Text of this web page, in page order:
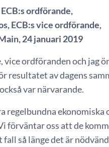
ordförande,
ECB:s vice ordförande,
24 januari 2019
vice ordföranden och jag
resultatet av dagens
var närvarande.
regelbundna
förväntar oss att de
fall så länge det är